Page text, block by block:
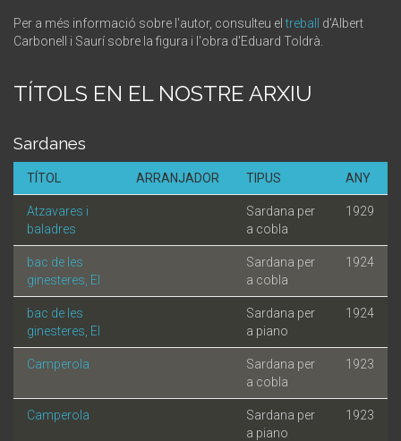
Per a més informació sobre l'autor, consulteu eltreball
d'Albert
Carbonell i Saurí sobre la figura i l'obra d'Eduard Toldrà.
TÍTOLS EN EL NOSTRE ARXIU
Sardanes
TÍTOL ARRANJADOR TIPUS ANY
Atzavares i
baladres
Sardana per
a cobla
1929
bac de les
ginesteres, El
Sardana per
a cobla
1924
bac de les
ginesteres, El
Sardana per
a piano
1924
Camperola
Sardana per
a cobla
1923
Camperola
Sardana per
a piano
1923